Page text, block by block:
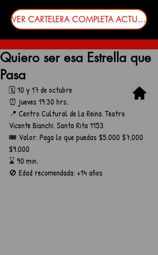
VER CARTELERA COMPLETA ACTUALIZADA
Quiero ser esa Estrella que
Pasa
🗓️ 10 y 17 de octubre
⏰ jueves 19:30 hrs.
📍 Centro Cultural de La Reina. Teatro
Vicente Bianchi. Santa Rita 1153
🎟️ Valor: Paga lo que puedas $5.000 $7.000
$9.000
⌛ 90 min.
🚫 Edad recomendada: +14 años